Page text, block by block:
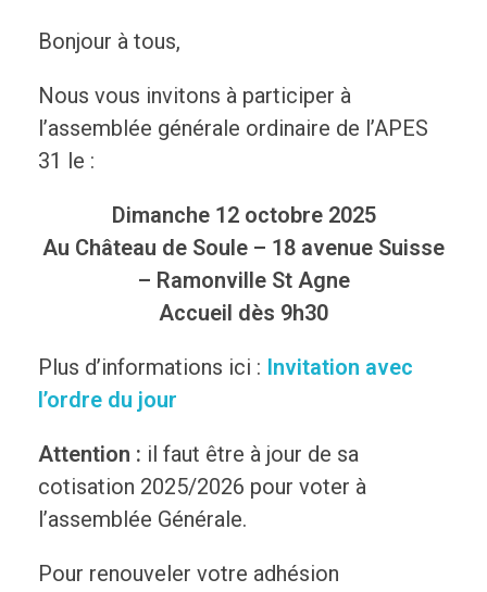
Bonjour à tous,
Nous vous invitons à participer à
l’assemblée générale ordinaire de l’APES
31 le :
Dimanche 12 octobre 2025
Au Château de Soule – 18 avenue Suisse
– Ramonville St Agne
Accueil dès 9h30
Plus d’informations ici : Invitation avec
l’ordre du jour
Attention : il faut être à jour de sa
cotisation 2025/2026 pour voter à
l’assemblée Générale.
Pour renouveler votre adhésion